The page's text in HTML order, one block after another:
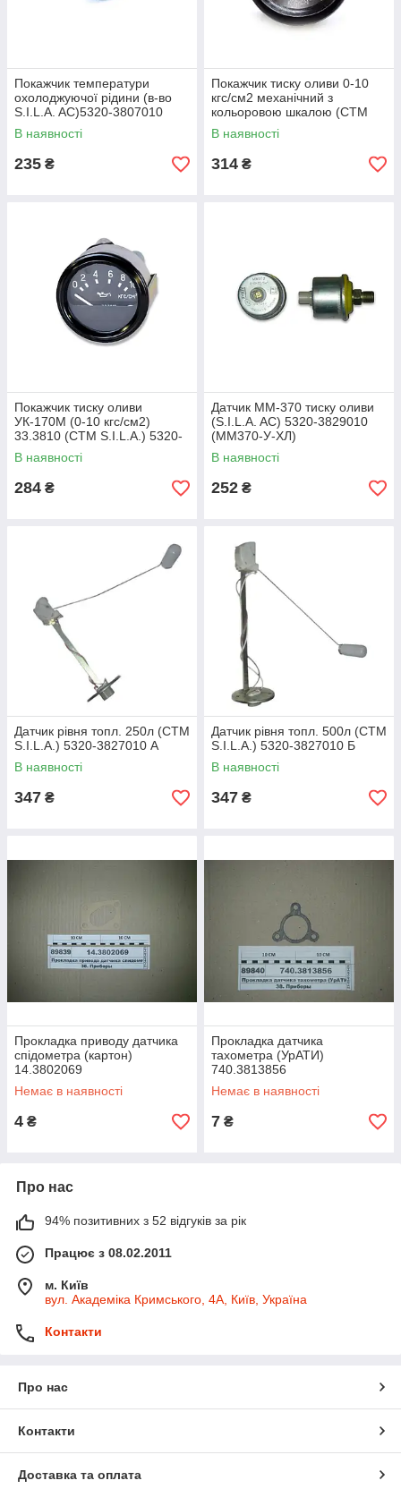
Покажчик температури
охолоджуючої рідини (в-во
S.I.L.A. AC)5320-3807010
В наявності
235 ₴
Покажчик тиску оливи 0-10
кгс/см2 механічний з
кольоровою шкалою (СТМ
S.I.L.A.) 14.3830010-03
В наявності
314 ₴
Покажчик тиску оливи
УК-170М (0-10 кгс/см2)
33.3810 (СТМ S.I.L.A.) 5320-
3810010 (УК-170М-У-ХЛ)
В наявності
284 ₴
Датчик ММ-370 тиску оливи
(S.I.L.A. AC) 5320-3829010
(ММ370-У-ХЛ)
В наявності
252 ₴
Датчик рівня топл. 250л (СТМ
S.I.L.A.) 5320-3827010 А
В наявності
347 ₴
Датчик рівня топл. 500л (СТМ
S.I.L.A.) 5320-3827010 Б
В наявності
347 ₴
Прокладка приводу датчика
спідометра (картон)
14.3802069
Немає в наявності
4 ₴
Прокладка датчика
тахометра (УрАТИ)
740.3813856
Немає в наявності
7 ₴
Про нас
94% позитивних з 52 відгуків за рік
Працює з 08.02.2011
м. Київ
вул. Академіка Кримського, 4А, Київ, Україна
Контакти
Про нас
Контакти
Доставка та оплата